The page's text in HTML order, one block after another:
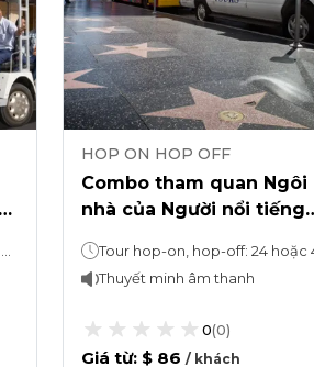
HOP ON HOP OFF
Combo tham quan Ngôi
nhà của Người nổi tiếng
Hop-off
Thuyết minh âm thanh
0(0)
Giá từ: $ 86 / khách